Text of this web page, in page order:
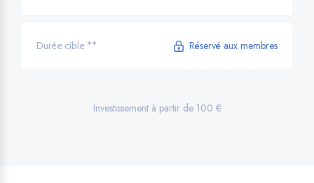
Durée cible ** Réservé aux membres
Investissement à partir de 100 €